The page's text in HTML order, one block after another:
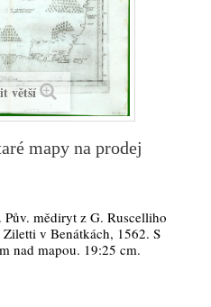
větší
mapy na prodej
mědiryt z G. Ruscelliho
v Benátkách, 1562. S
nad mapou. 19:25 cm.